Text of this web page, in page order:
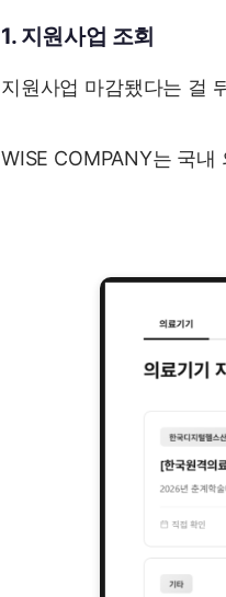
1. 지원사업 조회
지원사업 마감됐다는 걸
WISE COMPANY는 국